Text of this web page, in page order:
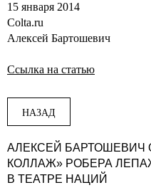
15 января 2014
Colta.ru
Алексей Бартошевич
Ссылка на статью
НАЗАД
АЛЕКСЕЙ БАРТОШЕВИЧ
КОЛЛАЖ» РОБЕРА
В ТЕАТРЕ НАЦИЙ